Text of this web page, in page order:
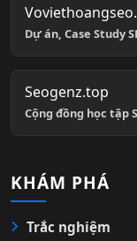
Dự án, Case Study
Seogenz.top
Cộng đồng học tập
KHÁM PHÁ
Trắc nghiệm